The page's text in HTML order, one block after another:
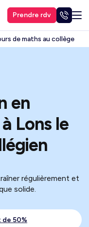
Prendre rdv
de maths au collège
en
Lons le
régulièrement et
solide.
50%